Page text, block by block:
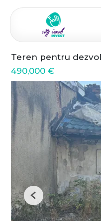
Teren pentru
490,000 €
Previous